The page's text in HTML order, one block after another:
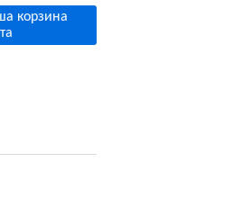
корзина